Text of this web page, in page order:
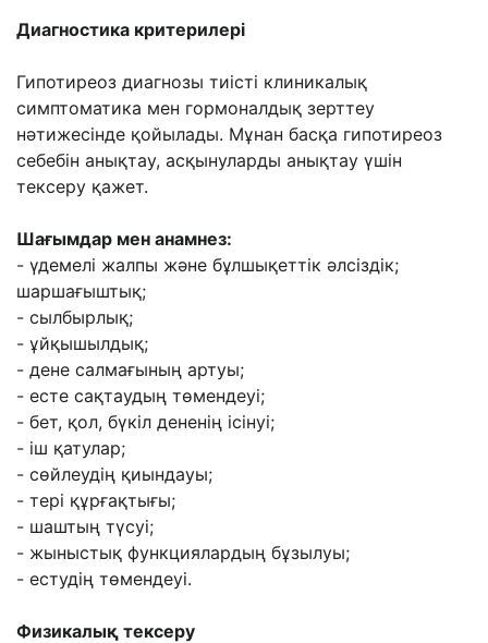
Диагностика критерилері
Гипотиреоз диагнозы тиісті клиникалық
симптоматика мен гормоналдық зерттеу
нəтижесінде қойылады. Мұнан басқа гипотиреоз
себебін анықтау, асқынуларды анықтау үшін
тексеру қажет.
Шағымдар мен анамнез:
- үдемелі жалпы жəне бұлшықеттік əлсіздік;
шаршағыштық;
- сылбырлық;
- ұйқышылдық;
- дене салмағының артуы;
- есте сақтаудың төмендеуі;
- бет, қол, бүкіл дененің ісінуі;
- іш қатулар;
- сөйлеудің қиындауы;
- тері құрғақтығы;
- шаштың түсуі;
- жыныстық функциялардың бұзылуы;
- естудің төмендеуі.
Физикалық тексеру